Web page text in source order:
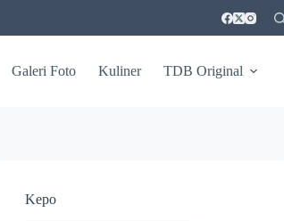
Galeri Foto Kuliner TDB Original
Kepo